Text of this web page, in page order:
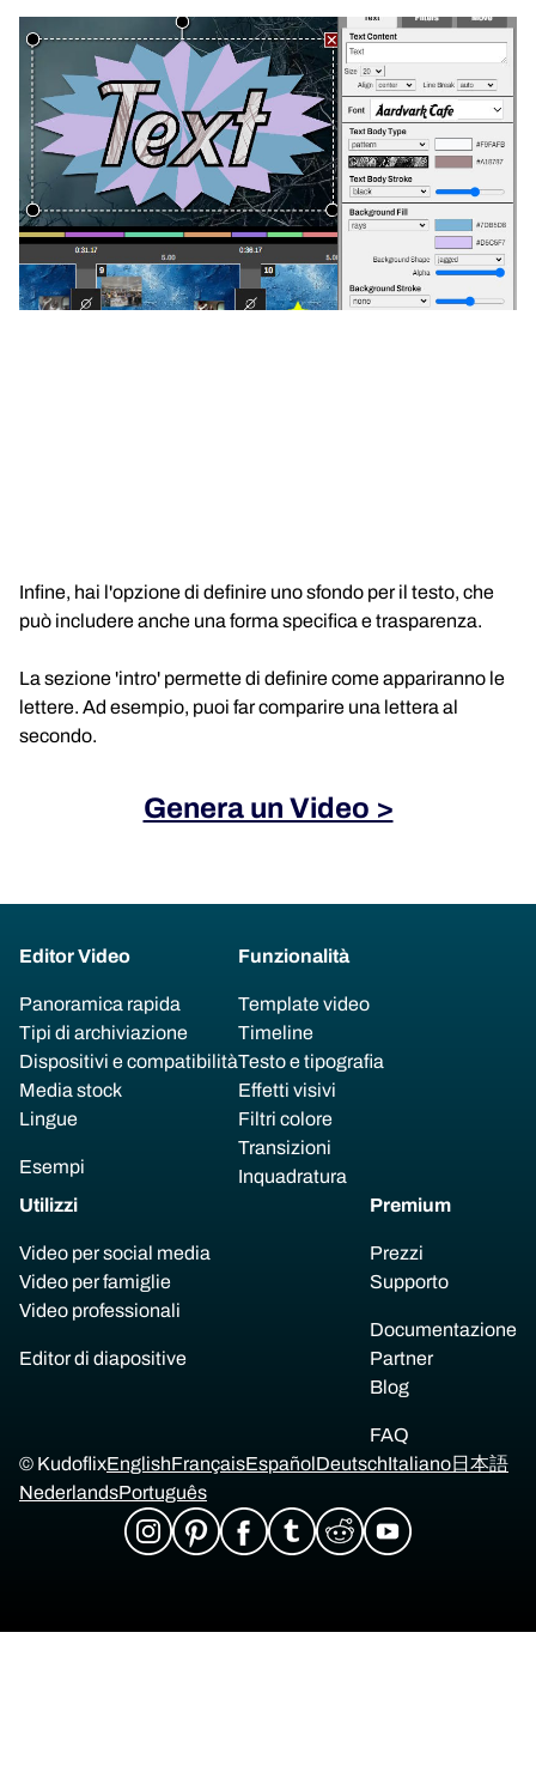
Infine, hai l'opzione di definire uno sfondo per il testo, che
può includere anche una forma specifica e trasparenza.
La sezione 'intro' permette di definire come appariranno le
lettere. Ad esempio, puoi far comparire una lettera al
secondo.
Genera un Video >
Editor Video
Panoramica rapida
Tipi di archiviazione
Dispositivi e compatibilità
Media stock
Lingue
Esempi
Funzionalità
Template video
Timeline
Testo e tipografia
Effetti visivi
Filtri colore
Transizioni
Inquadratura
Utilizzi
Video per social media
Video per famiglie
Video professionali
Editor di diapositive
Premium
Prezzi
Supporto
Documentazione
Partner
Blog
FAQ
© KudoflixEnglishFrançaisEspañolDeutschItaliano日本語
NederlandsPortuguês